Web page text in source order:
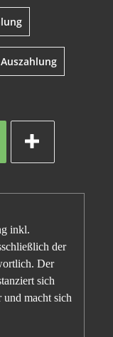
inkl.
der
Der
sich
macht sich